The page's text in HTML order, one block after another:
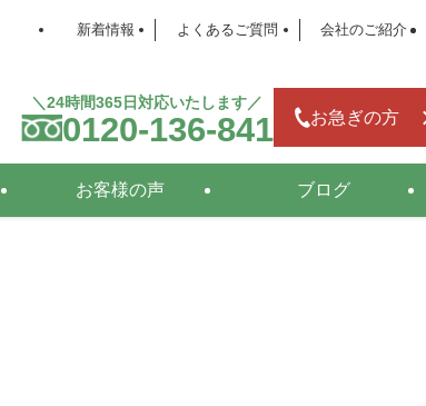
新着情報 よくあるご質問 会社のご紹介
＼24時間365日対応いたします／
0120-136-841 お急ぎの方
お客様の声 ブログ